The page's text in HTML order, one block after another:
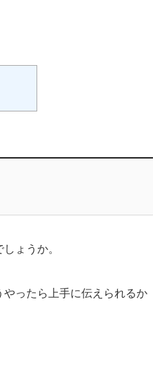
ょうか。
ったら上手に伝えられるか